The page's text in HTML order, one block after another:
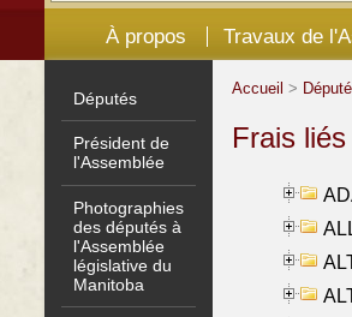
À propos Travaux de
Députés
Président de
l'Assemblée
Photographies
des députés à
l'Assemblée
législative du
Manitoba
Accueil >
Frais